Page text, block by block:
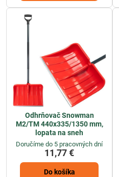
Odhrňovač Snowman
M2/TM 440x335/1350 mm,
lopata na sneh
Doručíme do 5 pracovných dní
11,77 €
Do košíka